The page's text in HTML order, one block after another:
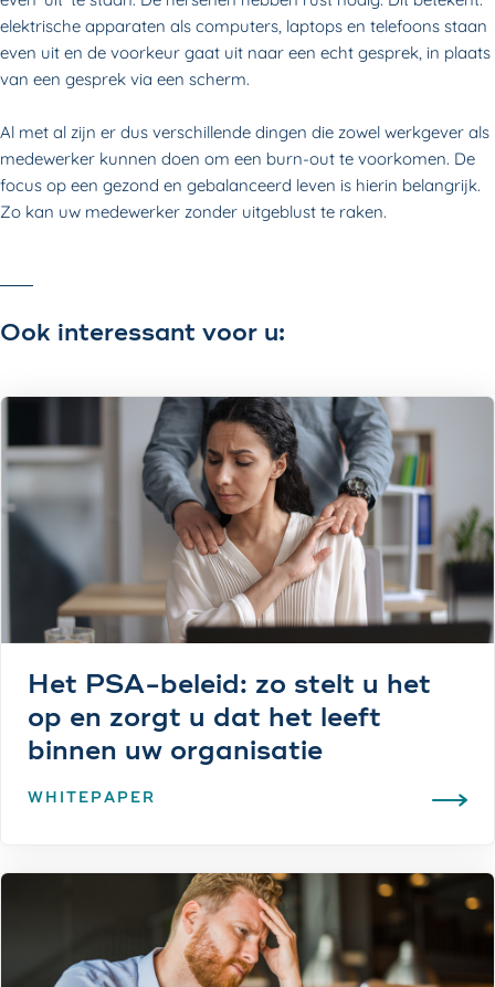
elektrische apparaten als computers, laptops en telefoons staan
even uit en de voorkeur gaat uit naar een echt gesprek, in plaats
van een gesprek via een scherm.
Al met al zijn er dus verschillende dingen die zowel werkgever als
medewerker kunnen doen om een burn-out te voorkomen. De
focus op een gezond en gebalanceerd leven is hierin belangrijk.
Zo kan uw medewerker zonder uitgeblust te raken.
Ook interessant voor u:
Het PSA-beleid: zo stelt u het
op en zorgt u dat het leeft
binnen uw organisatie
WHITEPAPER